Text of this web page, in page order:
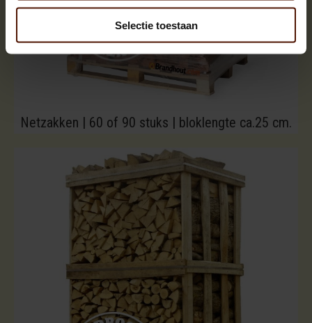
Selectie toestaan
Netzakken | 60 of 90 stuks | bloklengte ca.25 cm.